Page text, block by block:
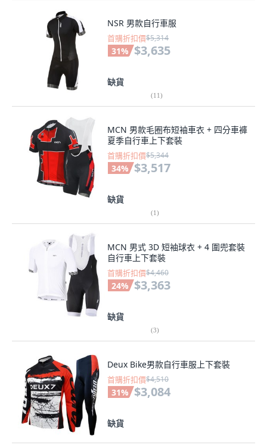
NSR 男款自行車服
首購折扣價$5,314
31% $3,635
缺貨
(11)
MCN 男款毛圈布短袖車衣 + 四分車褲
夏季自行車上下套裝
首購折扣價$5,344
34% $3,517
缺貨
(1)
MCN 男式 3D 短袖球衣 + 4 圍兜套裝
自行車上下套裝
首購折扣價$4,460
24% $3,363
缺貨
(3)
Deux Bike男款自行車服上下套裝
首購折扣價$4,510
31% $3,084
缺貨